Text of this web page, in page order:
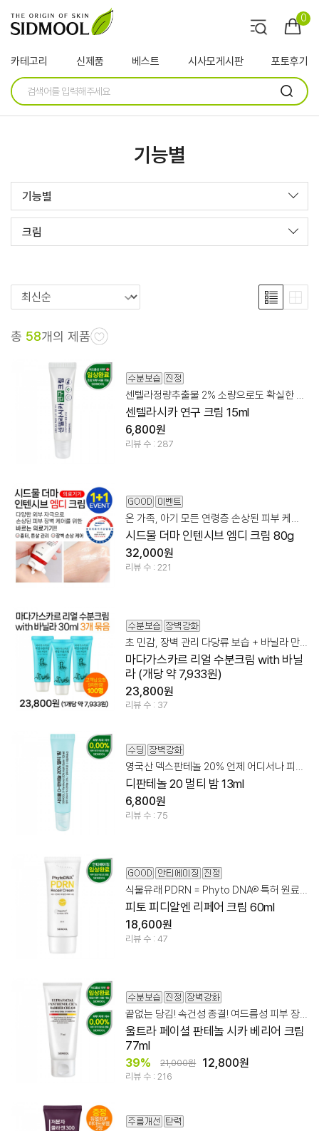
0
카테고리 신제품 베스트 시사모게시판 포토후기
기능별
기능별
크림
총 58개의 제품
센텔라정량추출물 2% 소량으로도 확실한 스팟 집중 케어
센텔라시카 연구 크림 15ml
6,800원
리뷰 수 : 287
온 가족, 아기 모든 연령층 손상된 피부 케어 바르는 의료기기
시드물 더마 인텐시브 엠디 크림 80g
32,000원
리뷰 수 : 221
마다가스카르 리얼 수분크림 with 바닐
라 (개당 약 7,933원)
23,800원
리뷰 수 : 37
영국산 덱스판테놀 20% 언제 어디서나 피부 장벽 관리!
디판테놀 20 멀티 밤 13ml
6,800원
리뷰 수 : 75
식물유래 PDRN = Phyto DNA® 특허 원료 50%
피토 피디알엔 리페어 크림 60ml
18,600원
리뷰 수 : 47
끝없는 당김! 속건성 종결! 여드름성 피부 장벽 케어
울트라 페이셜 판테놀 시카 베리어 크림
77ml
39% 21,000원 12,800원
리뷰 수 : 216